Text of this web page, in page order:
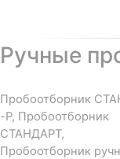
Ручные
Пробоотборник
-Р, Пробоотборник
СТАНДАРТ,
Пробоотборник